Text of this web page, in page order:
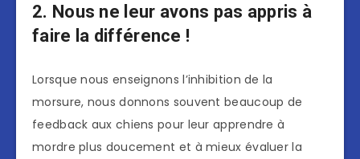
2. Nous ne leur avons pas appris à
faire la différence !
Lorsque nous enseignons l’inhibition de la
morsure, nous donnons souvent beaucoup de
feedback aux chiens pour leur apprendre à
mordre plus doucement et à mieux évaluer la